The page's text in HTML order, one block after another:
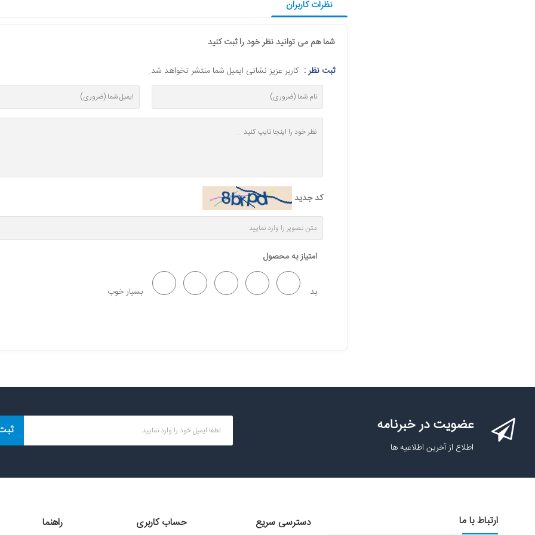
دستگاه کدزن دو ردیف
بلیتز Blitz
18,000,000 تومان
ردیفه ایتالیایی بلیتز
رول قیمت زن بلیتز دو
ردیفه اصلی (ایتالیایی)
نظرات کاربران
شما هم می توانید نظر خود را ثبت کنید
ثبت نظر : کاربر عزیز نشانی ایمیل شما منتشر نخواهد شد.
کد جدید
امتیاز به محصول
بد بسیار خوب
عضویت در خبرنامه
اطلاع از آخرین اطلاعیه ها
ارتباط با ما دسترسی سریع حساب کاربری راهنما